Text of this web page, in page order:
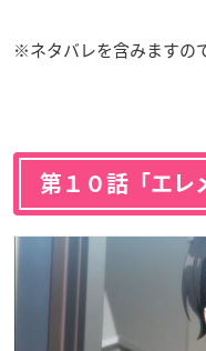
※ネタバレを含みますの
第１０話「エレ